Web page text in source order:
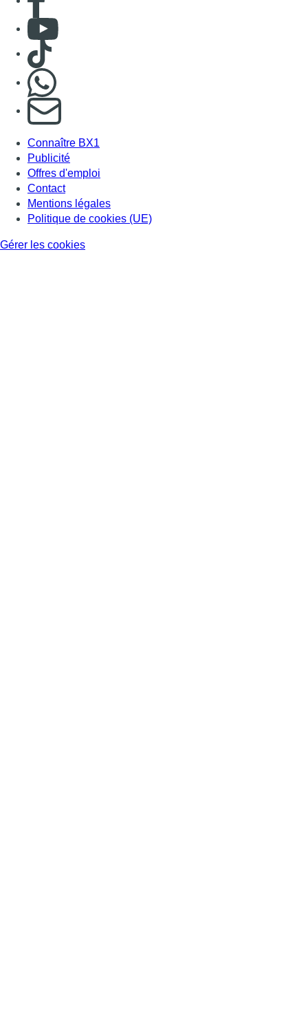
Consulter Youtube
Consulter TikTok
S'abonner à notre newsletter
Connaître BX1
Publicité
Offres d'emploi
Contact
Mentions légales
Politique de cookies (UE)
Gérer les cookies